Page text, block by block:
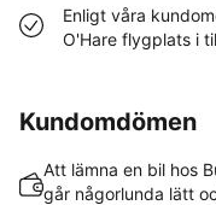
Enligt våra
O'Hare flygplats i
Kundomdömen
Att lämna en bil hos
går någorlunda lätt